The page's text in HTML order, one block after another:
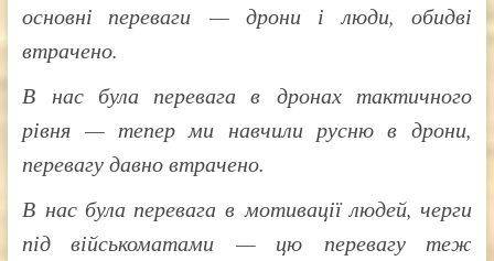
основні переваги — дрони і люди, обидві
втрачено.
В нас була перевага в дронах тактичного
рівня — тепер ми навчили русню в дрони,
перевагу давно втрачено.
В нас була перевага в мотивації людей, черги
під військоматами — цю перевагу теж